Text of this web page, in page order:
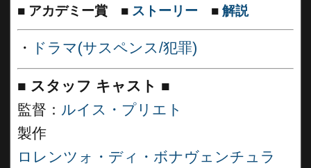
■ アカデミー賞 ■ ストーリー ■ 解説
・ ドラマ(サスペンス/犯罪)
■ スタッフ キャスト ■
監督： ルイス・プリエト
製作
ロレンツォ・ディ・ボナヴェンチュラ